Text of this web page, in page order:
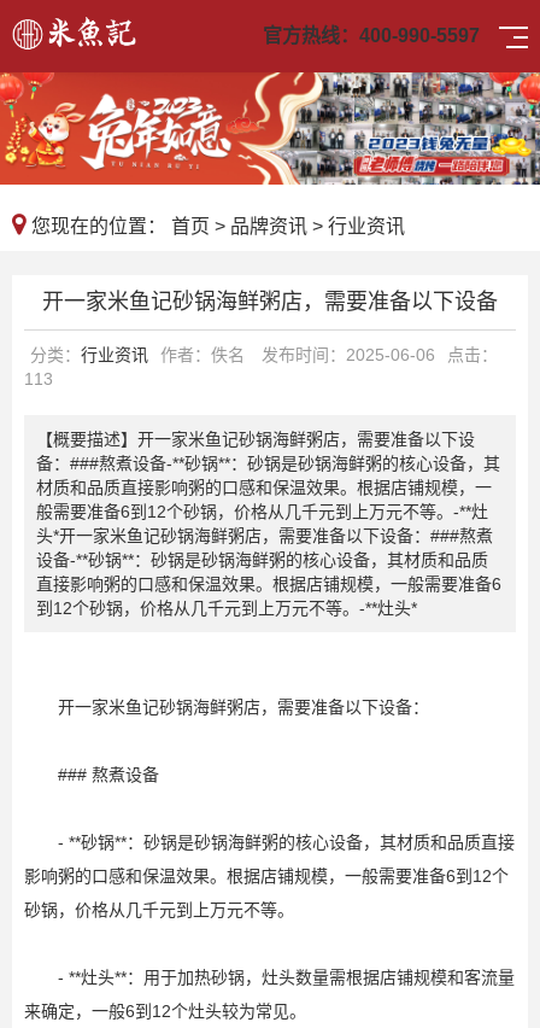
官方热线： 400-990-5597
您现在的位置： 首页 > 品牌资讯 > 行业资讯
开一家米鱼记砂锅海鲜粥店，需要准备以下设备
分类： 行业资讯 作者：佚名 发布时间：2025-06-06
点击：
113
【概要描述】 开一家米鱼记砂锅海鲜粥店，需要准备以下设
备：###熬煮设备-**砂锅**：砂锅是砂锅海鲜粥的核心设备，其
材质和品质直接影响粥的口感和保温效果。根据店铺规模，一
般需要准备6到12个砂锅，价格从几千元到上万元不等。-**灶
头*开一家米鱼记砂锅海鲜粥店，需要准备以下设备：###熬煮
设备-**砂锅**：砂锅是砂锅海鲜粥的核心设备，其材质和品质
直接影响粥的口感和保温效果。根据店铺规模，一般需要准备6
到12个砂锅，价格从几千元到上万元不等。-**灶头*
开一家米鱼记砂锅海鲜粥店，需要准备以下设备：
### 熬煮设备
- **砂锅**：砂锅是砂锅海鲜粥的核心设备，其材质和品质直接
影响粥的口感和保温效果。根据店铺规模，一般需要准备6到12个
砂锅，价格从几千元到上万元不等。
- **灶头**：用于加热砂锅，灶头数量需根据店铺规模和客流量
来确定，一般6到12个灶头较为常见。